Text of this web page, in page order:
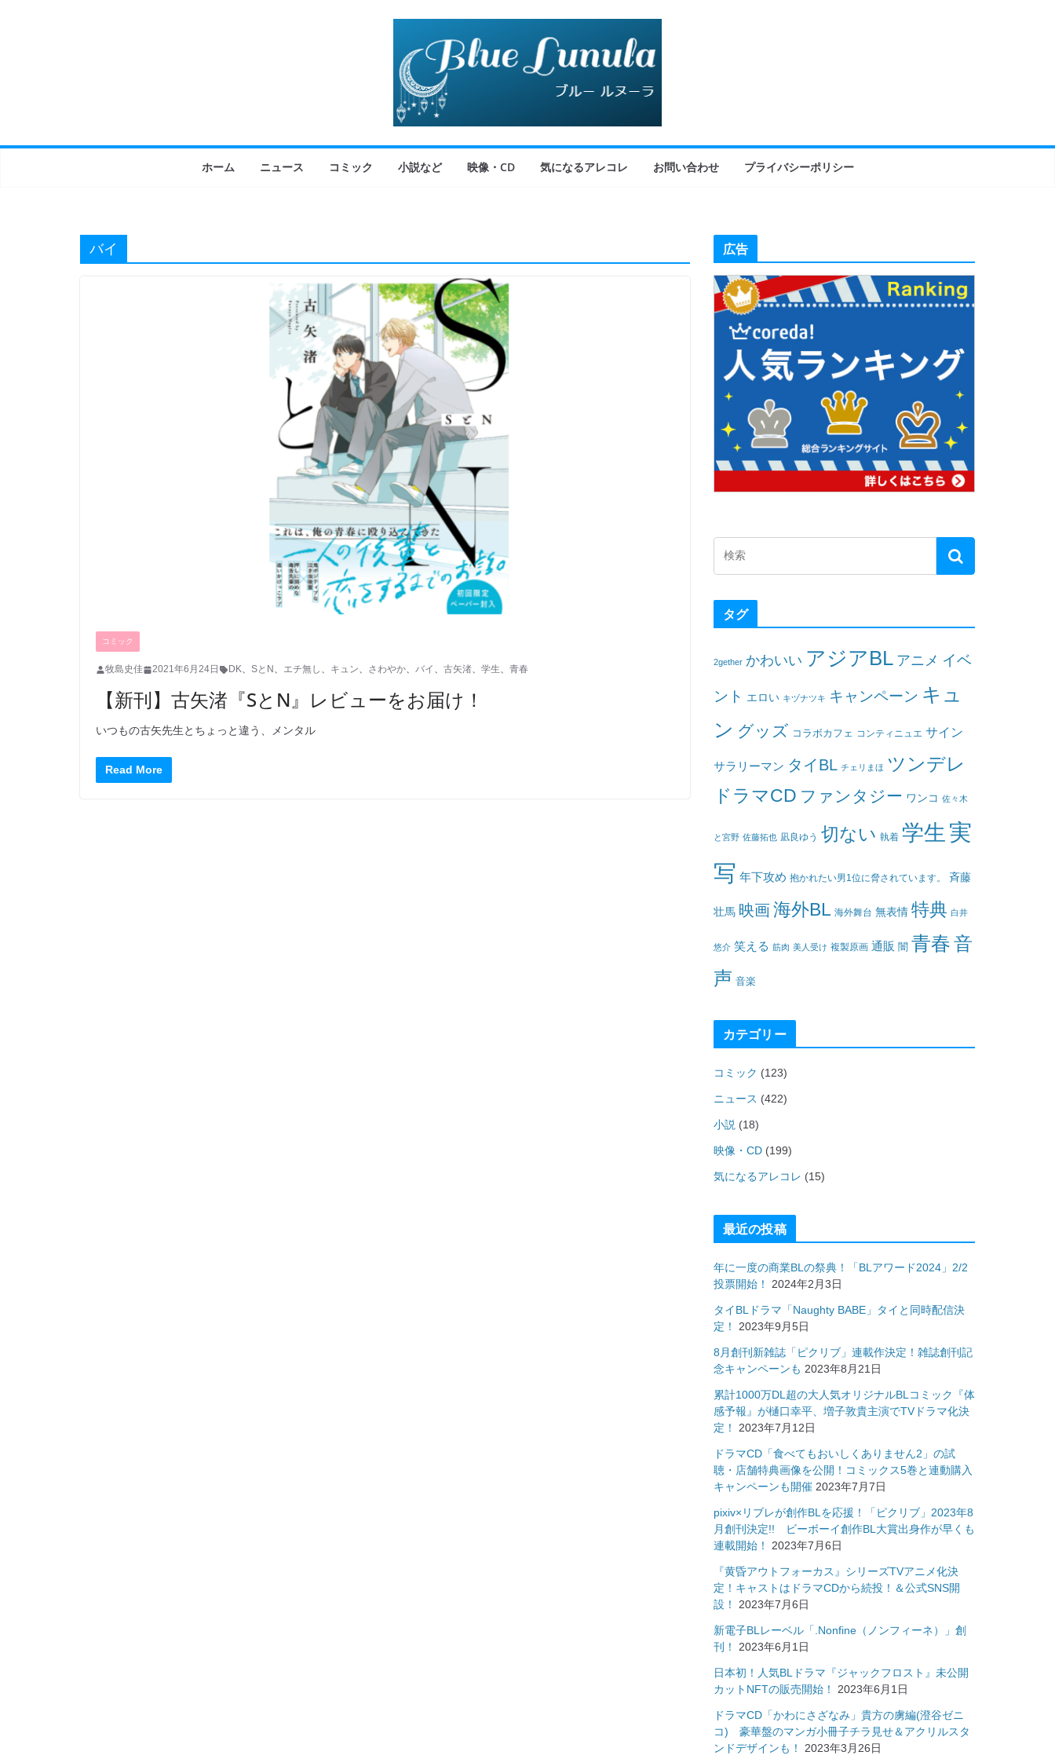
ホーム ニュース コミック 小説など 映像・CD 気になるアレコレ お問い合わせ プライバシーポリシー
バイ
コミック
牧島史佳 2021年6月24日 DK、 SとN 、 エチ無し 、 キュン、 さわやか、 バイ 、 古矢渚、 学生、 青春
【新刊】古矢渚『SとN』レビューをお届け！
いつもの古矢先生とちょっと違う、メンタル
Read More
広告
タグ
2gether かわいい アジアBL アニメ イベ
ント エロい キヅナツキ キャンペーン キュ
ン グッズ コラボカフェ コンティニュエ サイン
サラリーマン タイBL チェリまほ ツンデレ
ドラマCD ファンタジー ワンコ 佐々木
と宮野 佐藤拓也 凪良ゆう 切ない 執着 学生 実
写 年下攻め 抱かれたい男1位に脅されています。 斉藤
壮馬 映画海外BL 海外舞台 無表情 特典 白井
悠介 笑える 筋肉 美人受け 複製原画 通販 闇 青春音
声 音楽
カテゴリー
コミック (123)
ニュース (422)
小説 (18)
映像・CD (199)
気になるアレコレ (15)
最近の投稿
年に一度の商業BLの祭典！「BLアワード2024」2/2
投票開始！
2024年2月3日
タイBLドラマ「Naughty BABE」タイと同時配信決
定！
2023年9月5日
8月創刊新雑誌「ピクリブ」連載作決定！雑誌創刊記
念キャンペーンも 2023年8月21日
累計1000万DL超の大人気オリジナルBLコミック『体
感予報』が樋口幸平、増子敦貴主演でTVドラマ化決
定！
2023年7月12日
ドラマCD「食べてもおいしくありません2」の試
聴・店舗特典画像を公開！コミックス5巻と連動購入
キャンペーンも開催 2023年7月7日
pixiv×リブレが創作BLを応援！「ピクリブ」2023年8
月創刊決定!! ビーボーイ創作BL大賞出身作が早くも
連載開始！
2023年7月6日
『黄昏アウトフォーカス』シリーズTVアニメ化決
定！キャストはドラマCDから続投！＆公式SNS開
設！
2023年7月6日
新電子BLレーベル「.Nonfine（ノンフィーネ）」創
刊！
2023年6月1日
日本初！人気BLドラマ『ジャックフロスト』未公開
カットNFTの販売開始！
2023年6月1日
ドラマCD「かわにさざなみ」貴方の虜編(澄谷ゼニ
コ) 豪華盤のマンガ小冊子チラ見せ＆アクリルスタ
ンドデザインも！
2023年3月26日